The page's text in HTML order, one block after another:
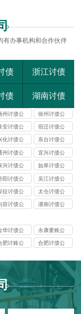
有办事机构和合作伙伴
债 浙江讨债
债 湖南讨债
州讨债公
徐州讨债公
司
安讨债公
宿迁讨债公
司
化讨债公
东台讨债公
司
州讨债公
宜兴讨债公
司
兴讨债公
如皋讨债公
司
阳讨债公
吴江讨债公
司
征讨债公
太仓讨债公
司
容讨债公
灌南讨债公
华讨债公
永康要账公
司
肥讨账公
合肥讨债公